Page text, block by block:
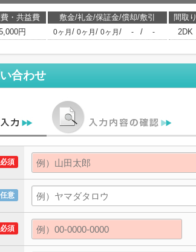
・共益費 敷金/礼金/保証金/償却/敷引 間取り
円 0ヶ月 / 0ヶ月 / 0ヶ月 / - / - 2DK
合わせ
必須
任意
必須